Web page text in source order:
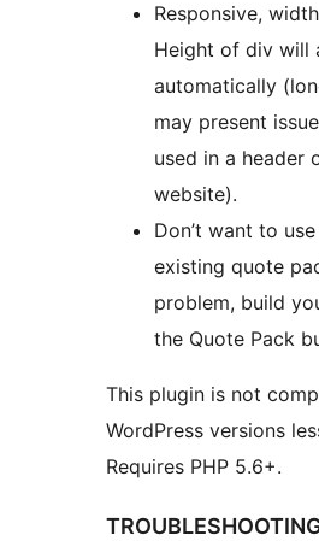
Responsive,
Height of div will
automatically
may present
used in a header
website).
Don’t want to
existing quote
problem, build
the Quote Pack
This plugin is not
WordPress versions
Requires PHP 5.6+.